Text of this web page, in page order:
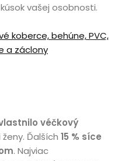
vašej osobnosti.
koberce, behúne, PVC,
a záclony
véčkový
ženy. Ďalších15 % síce
. Najviac